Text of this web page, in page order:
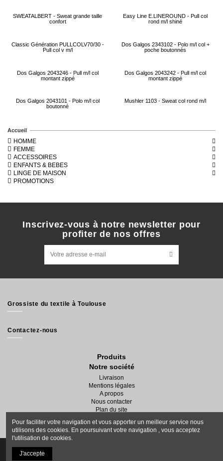
SWEATALBERT - Sweat grande taille
confort
Easy Line E.LINEROUND - Pull col
rond m/l shiné
Classic Génération PULLCOLV70/30 -
Pull col v m/l
Dos Galgos 2343102 - Polo m/l col +
poche boutonnés
Dos Galgos 2043246 - Pull m/l col
montant zippé
Dos Galgos 2043242 - Pull m/l col
montant zippé
Dos Galgos 2043101 - Polo m/l col
boutonné
Mushler 1103 - Sweat col rond m/l
Accueil
HOMME
FEMME
ACCESSOIRES
ENFANTS & BEBES
LINGE DE MAISON
PROMOTIONS
Inscrivez-vous à notre newsletter pour
profiter de nos offres
Grossiste du textile à Toulouse
Contactez-nous
Produits
Notre société
Livraison
Mentions légales
A propos
Nous contacter
Plan du site
Pour faciliter votre navigation et vous apporter un meilleur service nous
utilisons des cookies. En poursuivant votre navigation , vous acceptez
l'utilisation de cookies.
J'accepte